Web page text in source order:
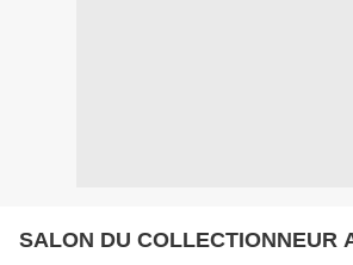
SALON DU COLLECTIONNEUR